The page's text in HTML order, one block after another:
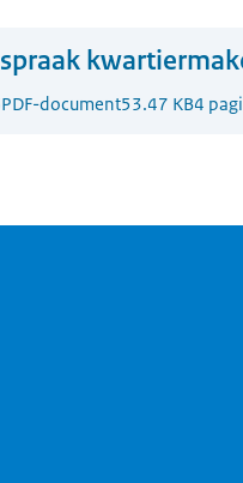
PDF-document53.47 KB4